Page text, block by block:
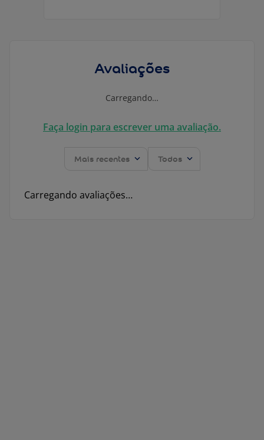
Avaliações
Carregando…
Faça login para escrever uma avaliação.
Mais recentes Todos
Carregando avaliações…